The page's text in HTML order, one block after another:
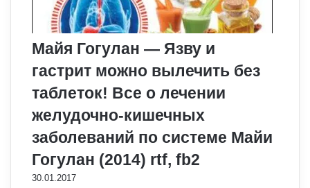
Майя Гогулан — Язву и
гастрит можно вылечить без
таблеток! Все о лечении
желудочно-кишечных
заболеваний по системе Майи
Гогулан (2014) rtf, fb2
30.01.2017